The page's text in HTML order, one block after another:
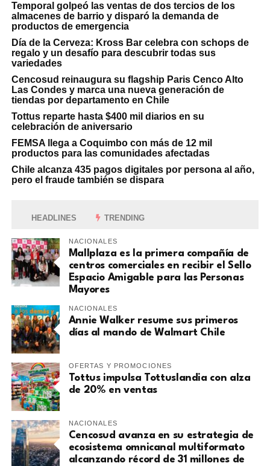
Temporal golpeó las ventas de dos tercios de los
almacenes de barrio y disparó la demanda de
productos de emergencia
Día de la Cerveza: Kross Bar celebra con schops de
regalo y un desafío para descubrir todas sus
variedades
Cencosud reinaugura su flagship Paris Cenco Alto
Las Condes y marca una nueva generación de
tiendas por departamento en Chile
Tottus reparte hasta $400 mil diarios en su
celebración de aniversario
FEMSA llega a Coquimbo con más de 12 mil
productos para las comunidades afectadas
Chile alcanza 435 pagos digitales por persona al año,
pero el fraude también se dispara
HEADLINES TRENDING
NACIONALES
Mallplaza es la primera compañía de
centros comerciales en recibir el Sello
Espacio Amigable para las Personas
Mayores
NACIONALES
Annie Walker resume sus primeros
días al mando de Walmart Chile
OFERTAS Y PROMOCIONES
Tottus impulsa Tottuslandia con alza
de 20% en ventas
NACIONALES
Cencosud avanza en su estrategia de
ecosistema omnicanal multiformato
alcanzando récord de 31 millones de